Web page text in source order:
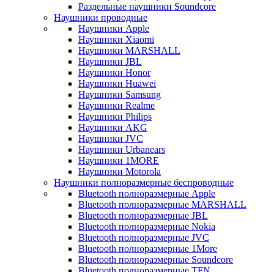
Раздельные наушники Soundcore
Наушники проводные
Наушники Apple
Наушники Xiaomi
Наушники MARSHALL
Наушники JBL
Наушники Honor
Наушники Huawei
Наушники Samsung
Наушники Realme
Наушники Philips
Наушники AKG
Наушники JVC
Наушники Urbanears
Наушники 1MORE
Наушники Motorola
Наушники полноразмерные беспроводные
Bluetooth полноразмерные Apple
Bluetooth полноразмерные MARSHALL
Bluetooth полноразмерные JBL
Bluetooth полноразмерные Nokia
Bluetooth полноразмерные JVC
Bluetooth полноразмерные 1More
Bluetooth полноразмерные Soundcore